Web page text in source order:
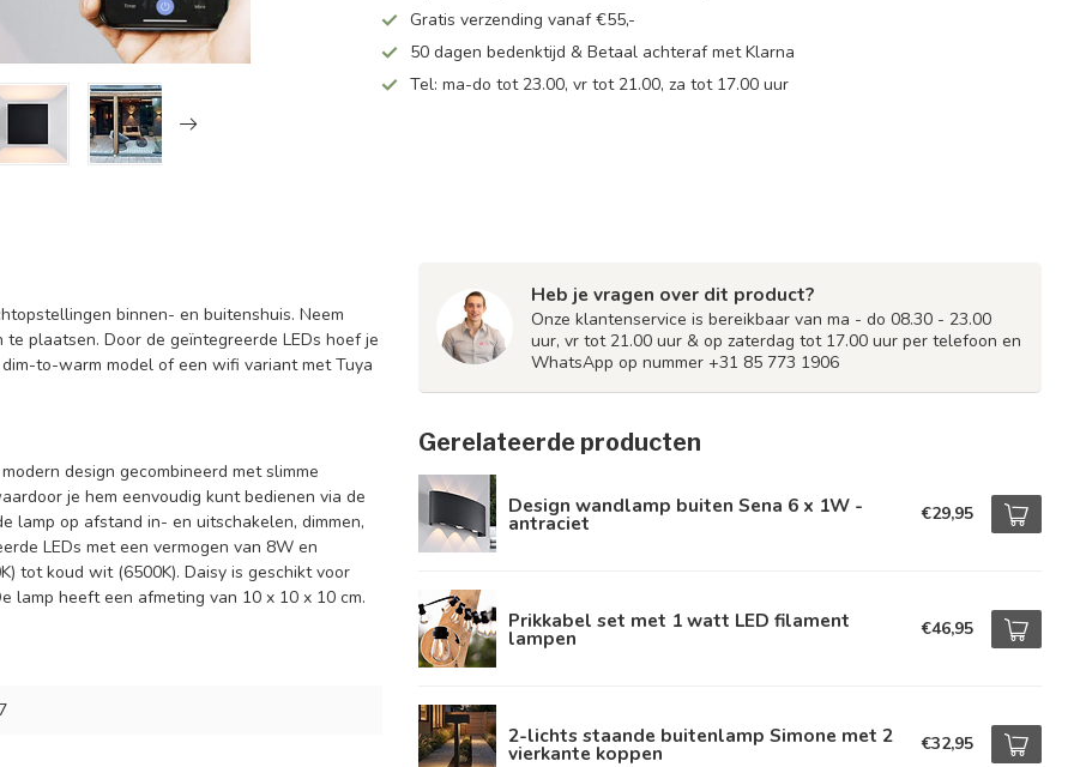
Gratis verzending vanaf €55,-
50 dagen bedenktijd & Betaal achteraf met Klarna
Tel: ma-do tot 23.00, vr tot 21.00, za tot 17.00 uur
binnen- en buitenshuis. Neem
plaatsen. Door de geïntegreerde LEDs hoef je
to-warm model of een wifi variant met Tuya
design gecombineerd met slimme
je hem eenvoudig kunt bedienen via de
lamp op afstand in- en uitschakelen, dimmen,
LEDs met een vermogen van 8W en
tot koud wit (6500K). Daisy is geschikt voor
lamp heeft een afmeting van 10 x 10 x 10 cm.
Heb je vragen over dit product?
Onze klantenservice is bereikbaar van ma - do 08.30 - 23.00
uur, vr tot 21.00 uur & op zaterdag tot 17.00 uur per telefoon en
WhatsApp op nummer +31 85 773 1906
Gerelateerde producten
Design wandlamp buiten Sena 6 x 1W -
antraciet €29,95
Prikkabel set met 1 watt LED filament
lampen €46,95
2-lichts staande buitenlamp Simone met 2
vierkante koppen €32,95